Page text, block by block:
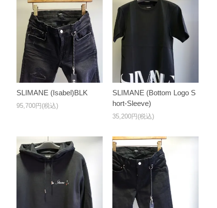
SLIMANE (Isabel)BLK
95,700円(税込)
SLIMANE (Bottom Logo S
hort-Sleeve)
35,200円(税込)